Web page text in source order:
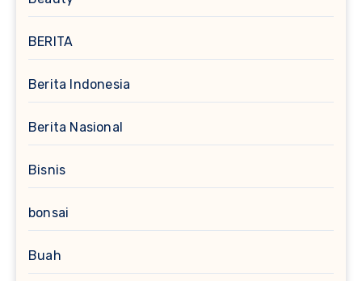
BERITA
Berita Indonesia
Berita Nasional
Bisnis
bonsai
Buah